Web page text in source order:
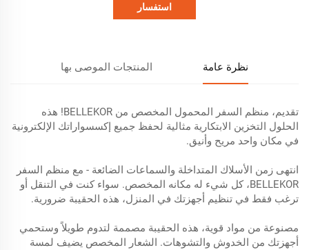
استفسار
نظرة عامة المنتجات الموصى بها
تقديم، منظم السفر المحمول المخصص من BELLEKOR! هذه
الحلول التخزين الابتكارية مثالية لحفظ جميع إكسسواراتك الإلكترونية
في مكان واحد مريح وأنيق.
انتهى زمن الأسلاك المتداخلة والسماعات الضائعة - مع منظم السفر
BELLEKOR، كل شيء له مكانه المخصص. سواء كنت في التنقل أو
ترغب فقط في تنظيم أجهزتك في المنزل، هذه الحقيبة ضرورية.
مصنوعة من مواد قوية، هذه الحقيبة مصممة لتدوم طويلاً وستحمي
أجهزتك من الخدوش والتشوهات. الشعار المخصص يضيف لمسة